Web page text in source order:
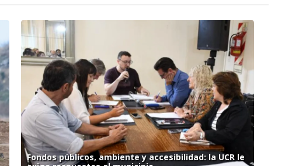
Fondos públicos, ambiente y accesibilidad: la UCR le